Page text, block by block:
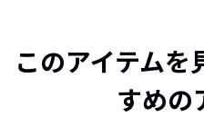
このアイテムを
すめの